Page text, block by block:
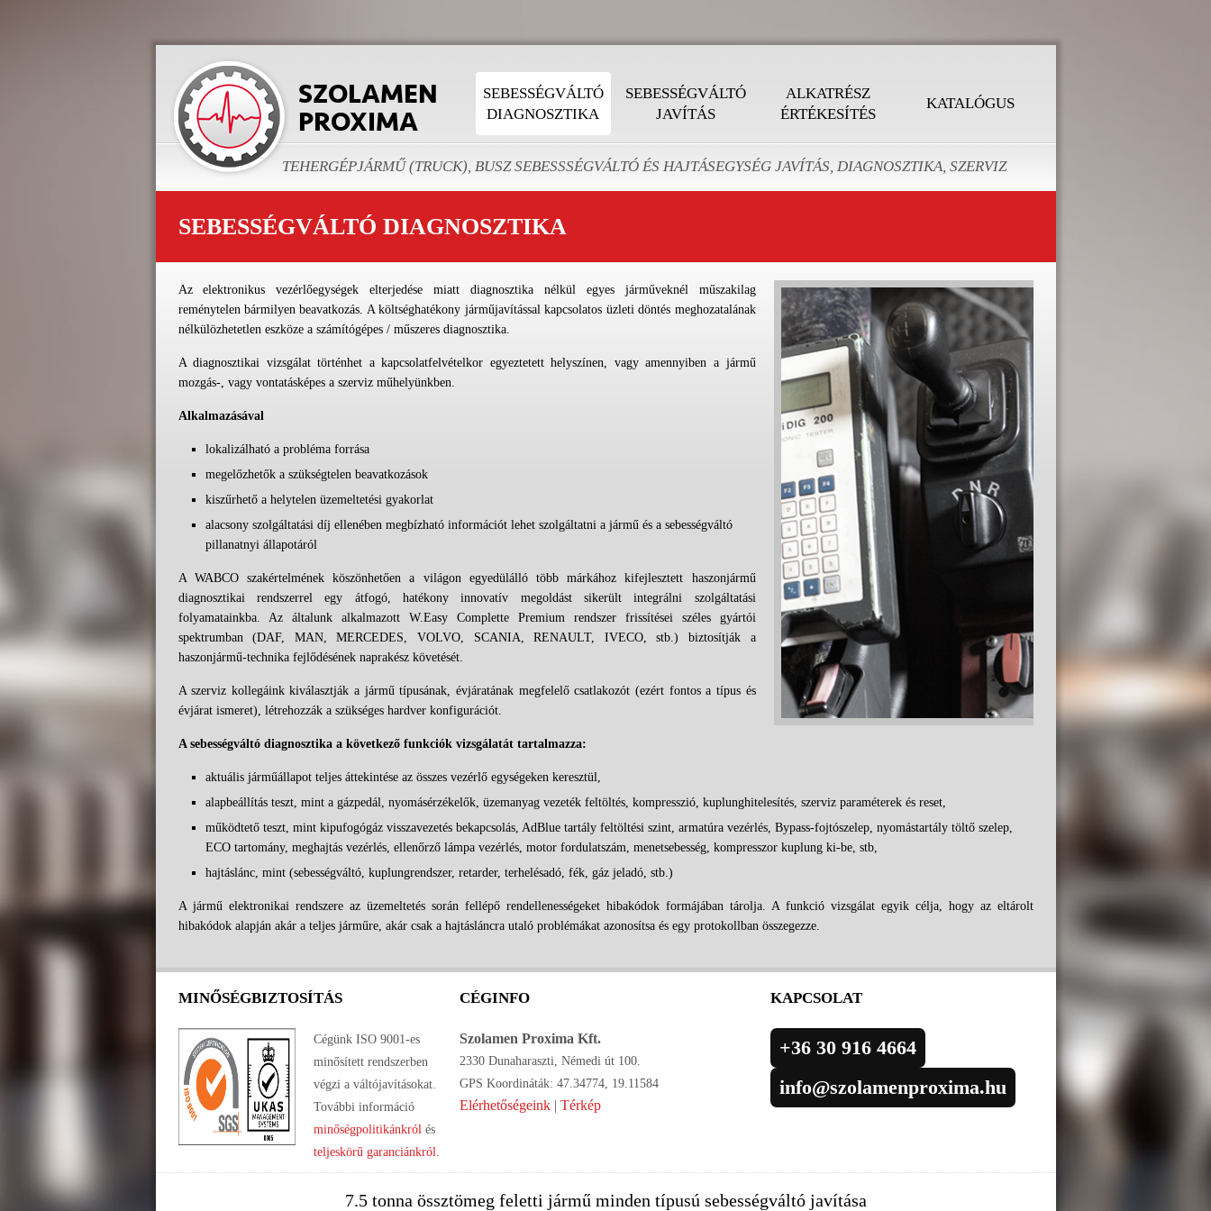
SEBESSÉGVÁLTÓ
DIAGNOSZTIKA
SEBESSÉGVÁLTÓ
JAVÍTÁS
ALKATRÉSZ
ÉRTÉKESÍTÉS
KATALÓGUS
TEHERGÉPJÁRMŰ (TRUCK), BUSZ SEBESSSÉGVÁLTÓ ÉS HAJTÁSEGYSÉG JAVÍTÁS, DIAGNOSZTIKA, SZERVIZ
SEBESSÉGVÁLTÓ DIAGNOSZTIKA
Az elektronikus vezérlőegységek elterjedése miatt diagnosztika nélkül egyes járműveknél műszakilag
reménytelen bármilyen beavatkozás. A költséghatékony járműjavítással kapcsolatos üzleti döntés meghozatalának
nélkülözhetetlen eszköze a számítógépes / műszeres diagnosztika.
A diagnosztikai vizsgálat történhet a kapcsolatfelvételkor egyeztetett helyszínen, vagy amennyiben a jármű
mozgás-, vagy vontatásképes a szerviz műhelyünkben.
Alkalmazásával
lokalizálható a probléma forrása
megelőzhetők a szükségtelen beavatkozások
kiszűrhető a helytelen üzemeltetési gyakorlat
alacsony szolgáltatási díj ellenében megbízható információt lehet szolgáltatni a jármű és a sebességváltó
pillanatnyi állapotáról
A WABCO szakértelmének köszönhetően a világon egyedülálló több márkához kifejlesztett haszonjármű
diagnosztikai rendszerrel egy átfogó, hatékony innovatív megoldást sikerült integrálni szolgáltatási
folyamatainkba. Az általunk alkalmazott W.Easy Complette Premium rendszer frissítései széles gyártói
spektrumban (DAF, MAN, MERCEDES, VOLVO, SCANIA, RENAULT, IVECO, stb.) biztosítják a
haszonjármű-technika fejlődésének naprakész követését.
A szerviz kollegáink kiválasztják a jármű típusának, évjáratának megfelelő csatlakozót (ezért fontos a típus és
évjárat ismeret), létrehozzák a szükséges hardver konfigurációt.
A sebességváltó diagnosztika a következő funkciók vizsgálatát tartalmazza:
aktuális járműállapot teljes áttekintése az összes vezérlő egységeken keresztül,
alapbeállítás teszt, mint a gázpedál, nyomásérzékelők, üzemanyag vezeték feltöltés, kompresszió, kuplunghitelesítés, szerviz paraméterek és reset,
működtető teszt, mint kipufogógáz visszavezetés bekapcsolás, AdBlue tartály feltöltési szint, armatúra vezérlés, Bypass-fojtószelep, nyomástartály töltő szelep,
ECO tartomány, meghajtás vezérlés, ellenőrző lámpa vezérlés, motor fordulatszám, menetsebesség, kompresszor kuplung ki-be, stb,
hajtáslánc, mint (sebességváltó, kuplungrendszer, retarder, terhelésadó, fék, gáz jeladó, stb.)
A jármű elektronikai rendszere az üzemeltetés során fellépő rendellenességeket hibakódok formájában tárolja. A funkció vizsgálat egyik célja, hogy az eltárolt
hibakódok alapján akár a teljes járműre, akár csak a hajtásláncra utaló problémákat azonosítsa és egy protokollban összegezze.
MINŐSÉGBIZTOSÍTÁS CÉGINFO KAPCSOLAT
Cégünk ISO 9001-es
minősített rendszerben
végzi a váltójavításokat.
További információ
minőségpolitikánkrólés
teljeskörű garanciánkról.
Szolamen Proxima Kft.
2330 Dunaharaszti, Némedi út 100.
GPS Koordináták: 47.34774, 19.11584
Elérhetőségeink| Térkép
+36 30 916 4664
info@szolamenproxima.hu
7.5 tonna össztömeg feletti jármű minden típusú sebességváltó javítása